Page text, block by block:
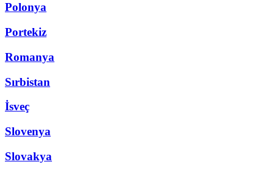
Polonya
Portekiz
Romanya
Sırbistan
İsveç
Slovenya
Slovakya